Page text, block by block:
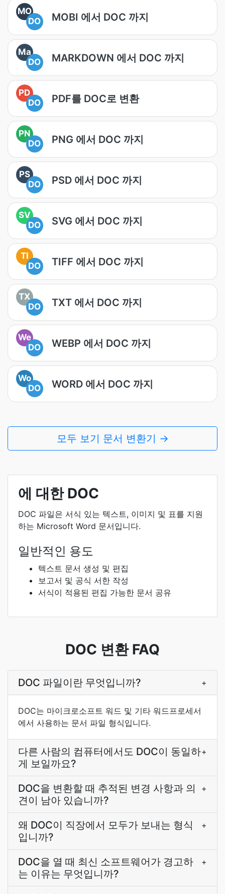
MO
DO
MOBI 에서 DOC 까지
Ma
DO
MARKDOWN 에서 DOC 까지
PD
DO
PDF를 DOC로 변환
PN
DO
PNG 에서 DOC 까지
PS
DO
PSD 에서 DOC 까지
SV
DO
SVG 에서 DOC 까지
TI
DO
TIFF 에서 DOC 까지
TX
DO
TXT 에서 DOC 까지
We
DO
WEBP 에서 DOC 까지
Wo
DO
WORD 에서 DOC 까지
모두 보기 문서 변환기 →
에 대한 DOC
DOC 파일은 서식 있는 텍스트, 이미지 및 표를 지원
하는 Microsoft Word 문서입니다.
일반적인 용도
텍스트 문서 생성 및 편집
보고서 및 공식 서한 작성
서식이 적용된 편집 가능한 문서 공유
DOC 변환 FAQ
DOC 파일이란 무엇입니까? +
DOC는 마이크로소프트 워드 및 기타 워드프로세서
에서 사용하는 문서 파일 형식입니다.
다른 사람의 컴퓨터에서도 DOC이 동일하
게 보일까요?
+
DOC을 변환할 때 추적된 변경 사항과 의
견이 남아 있습니까?
+
왜 DOC이 직장에서 모두가 보내는 형식
입니까?
+
DOC을 열 때 최신 소프트웨어가 경고하
는 이유는 무엇입니까?
+